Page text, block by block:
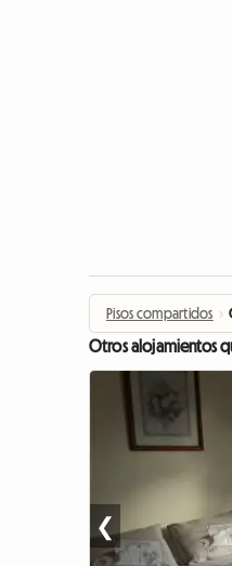
Pisos compartidos ›
Otros alojamientos
❮